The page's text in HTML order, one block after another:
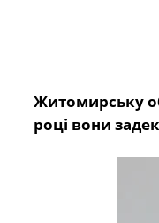
Житомирську
році вони